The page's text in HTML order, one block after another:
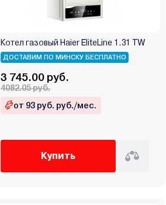
Котел газовый Haier EliteLine 1.31 TW
ДОСТАВИМ ПО МИНСКУ БЕСПЛАТНО
3 745.00 руб.
4082.05 руб.
от 93 руб. руб./мес.
Купить